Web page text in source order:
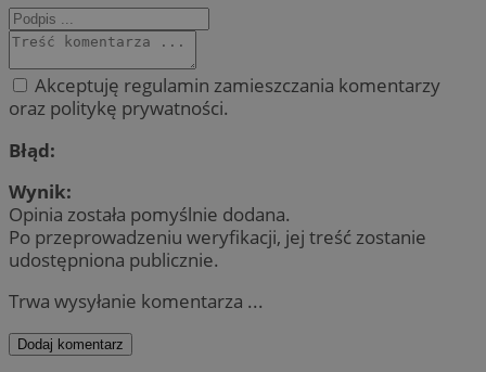
Akceptuję regulamin zamieszczania komentarzy
oraz politykę prywatności.
Błąd:
Wynik:
Opinia została pomyślnie dodana.
Po przeprowadzeniu weryfikacji, jej treść zostanie
udostępniona publicznie.
Trwa wysyłanie komentarza ...
Dodaj komentarz